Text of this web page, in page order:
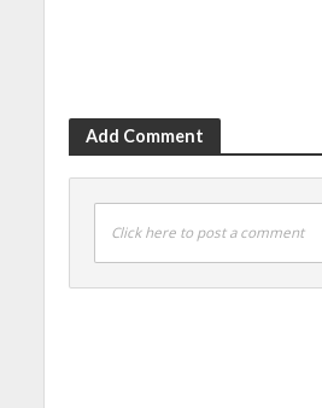
Add Comment
Click here to post a comment